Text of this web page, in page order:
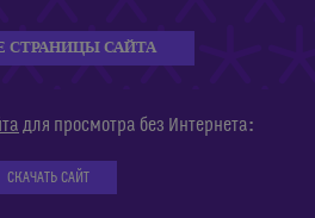
СТРАНИЦЫ САЙТА
для просмотра без Интернета:
СКАЧАТЬ САЙТ